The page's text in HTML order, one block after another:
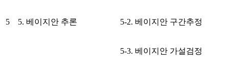
5 5. 베이지안 추론 5-2. 베이지안 구간추정
5-3. 베이지안 가설검정